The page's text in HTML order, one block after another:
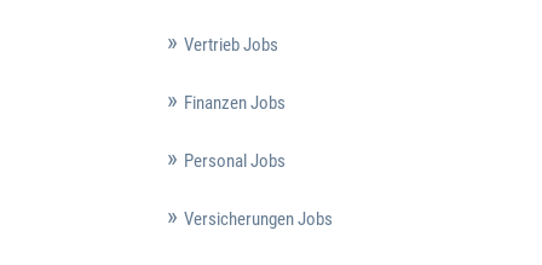
Vertrieb Jobs
Finanzen Jobs
Personal Jobs
Versicherungen Jobs